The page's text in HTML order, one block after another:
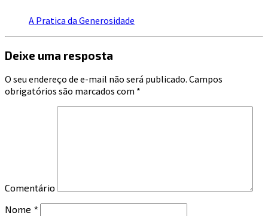
A Pratica da Generosidade
Deixe uma resposta
O seu endereço de e-mail não será publicado. Campos
obrigatórios são marcados com *
Comentário
Nome *